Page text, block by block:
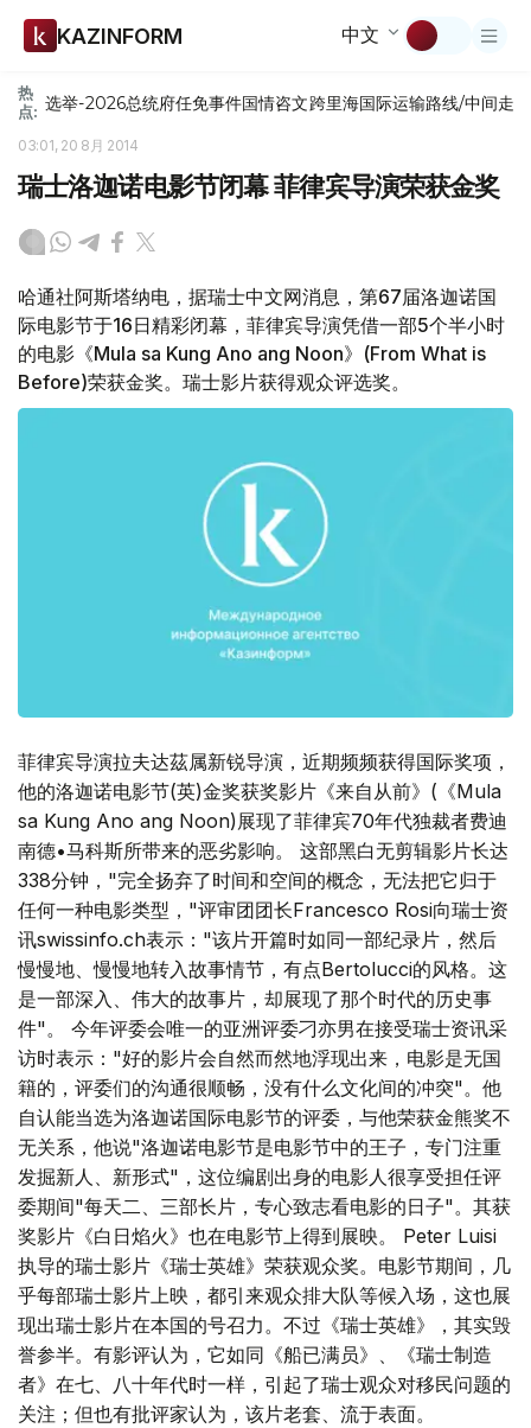
KAZINFORM 中文
热
点: 选举-2026总统府任免事件国情咨文跨里海国际运输路线/中间走廊
03:01, 20 8月 2014
瑞士洛迦诺电影节闭幕 菲律宾导演荣获金奖
哈通社阿斯塔纳电，据瑞士中文网消息，第67届洛迦诺国
际电影节于16日精彩闭幕，菲律宾导演凭借一部5个半小时
的电影《Mula sa Kung Ano ang Noon》(From What is
Before)荣获金奖。瑞士影片获得观众评选奖。
菲律宾导演拉夫达茲属新锐导演，近期频频获得国际奖项，
他的洛迦诺电影节(英)金奖获奖影片《来自从前》(《Mula
sa Kung Ano ang Noon)展现了菲律宾70年代独裁者费迪
南德•马科斯所带来的恶劣影响。 这部黑白无剪辑影片长达
338分钟，"完全扬弃了时间和空间的概念，无法把它归于
任何一种电影类型，"评审团团长Francesco Rosi向瑞士资
讯swissinfo.ch表示："该片开篇时如同一部纪录片，然后
慢慢地、慢慢地转入故事情节，有点Bertolucci的风格。这
是一部深入、伟大的故事片，却展现了那个时代的历史事
件"。 今年评委会唯一的亚洲评委刁亦男在接受瑞士资讯采
访时表示："好的影片会自然而然地浮现出来，电影是无国
籍的，评委们的沟通很顺畅，没有什么文化间的冲突"。他
自认能当选为洛迦诺国际电影节的评委，与他荣获金熊奖不
无关系，他说"洛迦诺电影节是电影节中的王子，专门注重
发掘新人、新形式"，这位编剧出身的电影人很享受担任评
委期间"每天二、三部长片，专心致志看电影的日子"。其获
奖影片《白日焰火》也在电影节上得到展映。 Peter Luisi
执导的瑞士影片《瑞士英雄》荣获观众奖。电影节期间，几
乎每部瑞士影片上映，都引来观众排大队等候入场，这也展
现出瑞士影片在本国的号召力。不过《瑞士英雄》，其实毁
誉参半。有影评认为，它如同《船已满员》、《瑞士制造
者》在七、八十年代时一样，引起了瑞士观众对移民问题的
关注；但也有批评家认为，该片老套、流于表面。